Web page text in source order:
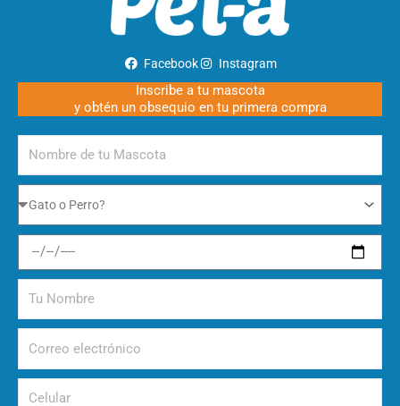
Facebook Instagram
Inscribe a tu mascota
y obtén un obsequio en tu primera compra
de
tu
Mascota
Perro
Fecha
nacimiento
Nombre
electrónico